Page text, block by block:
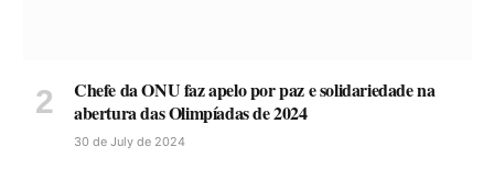
Chefe da ONU faz apelo por paz e solidariedade na
abertura das Olimpíadas de 2024
30 de July de 2024